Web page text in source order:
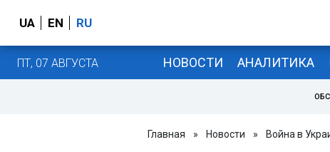
UA EN RU
ПТ, 07 АВГУСТА НОВОСТИ АНАЛИТИКА
Главная » Новости » Война в